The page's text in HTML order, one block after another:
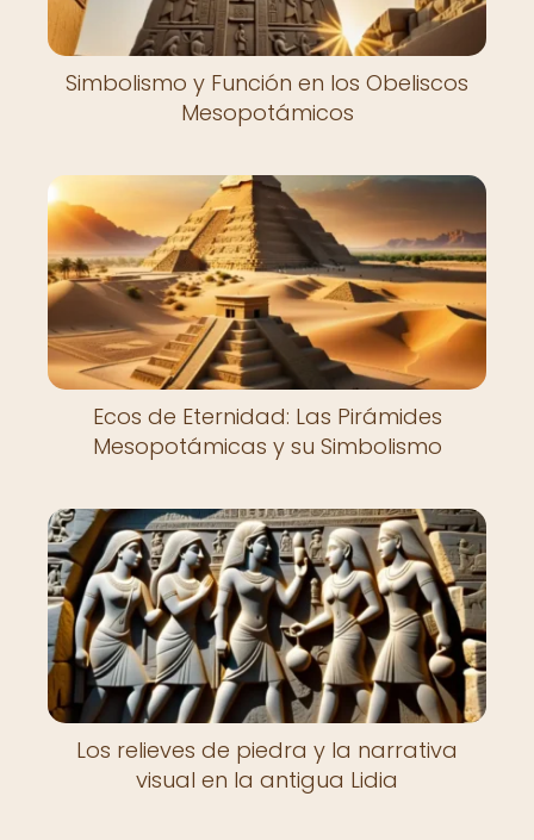
Simbolismo y Función en los Obeliscos
Mesopotámicos
Ecos de Eternidad: Las Pirámides
Mesopotámicas y su Simbolismo
Los relieves de piedra y la narrativa
visual en la antigua Lidia